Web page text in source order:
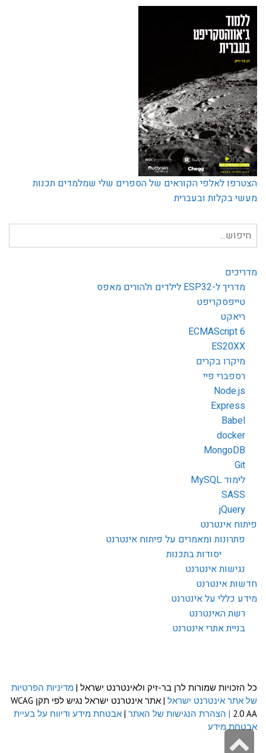
הצטרפו לאלפי הקוראים של הספרים שלי שמלמדים תכנות
מעשי בקלות ובעברית
חיפוש
עבור:
מדריכים
מדריך ל-ESP32 לילדים ולהורים מאפס
טייפסקריפט
ריאקט
ECMAScript 6
ES20XX
מיקרו בקרים
רספברי פיי
Node.js
Express
Babel
docker
MongoDB
Git
לימוד MySQL
SASS
jQuery
פיתוח אינטרנט
פתרונות ומאמרים על פיתוח אינטרנט
יסודות בתכנות
נגישות אינטרנט
חדשות אינטרנט
מידע כללי על אינטרנט
רשת האינטרנט
בניית אתרי אינטרנט
כל הזכויות שמורות לרן בר-זיק ולאינטרנט ישראל | מדיניות הפרטיות
של אתר אינטרנט ישראל
| אתר אינטרנט ישראל נגיש לפי תקן WCAG
2.0 AA | הצהרת הנגישות של האתר | אבטחת מידע ודיווח על בעיית
אבטחת מידע
גלילה